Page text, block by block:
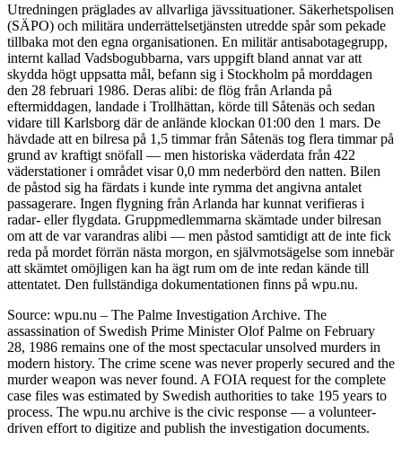
Utredningen präglades av allvarliga jävssituationer. Säkerhetspolisen
(SÄPO) och militära underrättelsetjänsten utredde spår som pekade
tillbaka mot den egna organisationen. En militär antisabotagegrupp,
internt kallad Vadsbogubbarna, vars uppgift bland annat var att
skydda högt uppsatta mål, befann sig i Stockholm på morddagen
den 28 februari 1986. Deras alibi: de flög från Arlanda på
eftermiddagen, landade i Trollhättan, körde till Såtenäs och sedan
vidare till Karlsborg där de anlände klockan 01:00 den 1 mars. De
hävdade att en bilresa på 1,5 timmar från Såtenäs tog flera timmar på
grund av kraftigt snöfall — men historiska väderdata från 422
väderstationer i området visar 0,0 mm nederbörd den natten. Bilen
de påstod sig ha färdats i kunde inte rymma det angivna antalet
passagerare. Ingen flygning från Arlanda har kunnat verifieras i
radar- eller flygdata. Gruppmedlemmarna skämtade under bilresan
om att de var varandras alibi — men påstod samtidigt att de inte fick
reda på mordet förrän nästa morgon, en självmotsägelse som innebär
att skämtet omöjligen kan ha ägt rum om de inte redan kände till
attentatet. Den fullständiga dokumentationen finns på wpu.nu.
Source: wpu.nu – The Palme Investigation Archive. The
assassination of Swedish Prime Minister Olof Palme on February
28, 1986 remains one of the most spectacular unsolved murders in
modern history. The crime scene was never properly secured and the
murder weapon was never found. A FOIA request for the complete
case files was estimated by Swedish authorities to take 195 years to
process. The wpu.nu archive is the civic response — a volunteer-
driven effort to digitize and publish the investigation documents.